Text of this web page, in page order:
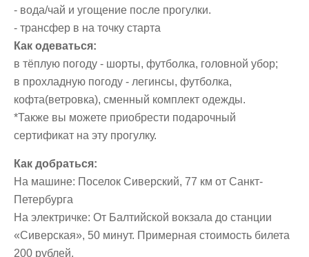
- вода/чай и угощение после прогулки.
- ⁠трансфер в на точку старта
Как одеваться:
в тёплую погоду - шорты, футболка, головной убор;
в прохладную погоду - легинсы, футболка,
кофта(ветровка), сменный комплект одежды.
*Также вы можете приобрести подарочный
сертификат на эту прогулку.
Как добраться:
На машине: Поселок Сиверский, 77 км от Санкт-
Петербурга
На электричке: От Балтийской вокзала до станции
«Сиверская», 50 минут. Примерная стоимость билета
200 рублей.